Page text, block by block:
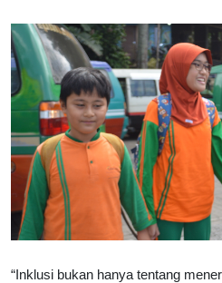
“Inklusi bukan hanya tentang